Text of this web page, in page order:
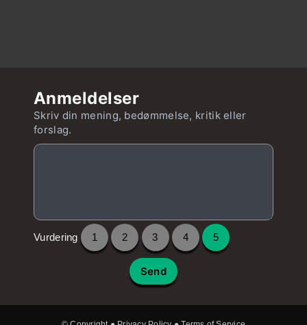
Anmeldelser
Skriv din mening, bedømmelse, kritik eller
forslag.
Vurdering 1 2 3 4 5
Send